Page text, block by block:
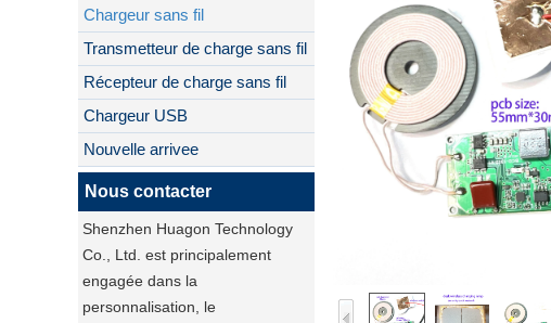
Chargeur sans fil
Transmetteur de charge sans fil
Récepteur de charge sans fil
Chargeur USB
Nouvelle arrivee
Nous contacter
Shenzhen Huagon Technology
Co., Ltd. est principalement
engagée dans la
personnalisation, le